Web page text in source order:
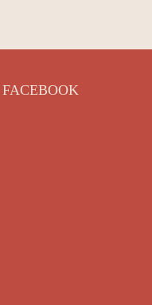
FACEBOOK